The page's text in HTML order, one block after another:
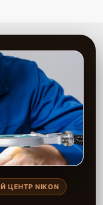
ЦЕНТР NIKON